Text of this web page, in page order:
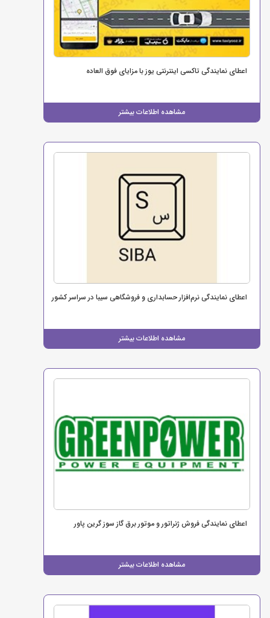
اعطای نمایندگی تاکسی اینترنتی یوز با مزایای فوق العاده
مشاهده اطلاعات بیشتر
اعطای نمایندگی نرم‌افزار حسابداری و فروشگاهی سیبا در سراسر کشور
مشاهده اطلاعات بیشتر
اعطای نمایندگی فروش ژنراتور و موتور برق گاز سوز گرین پاور
مشاهده اطلاعات بیشتر